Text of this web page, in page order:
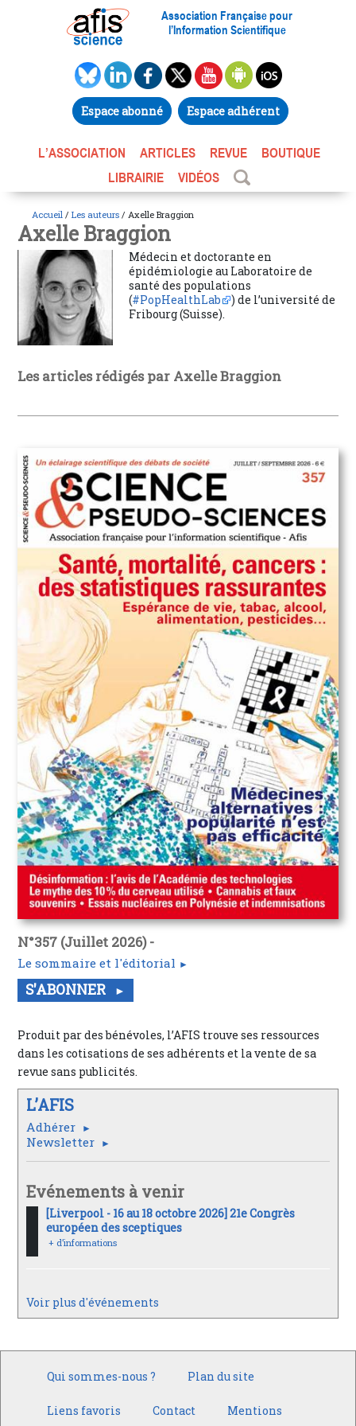
Association Française pour
l’Information Scientifique
Espace abonné Espace adhérent
L’ASSOCIATION ARTICLES REVUE
BOUTIQUE
LIBRAIRIE
VIDÉOS
Accueil / Les auteurs / Axelle Braggion
Axelle Braggion
Médecin et doctorante en
épidémiologie au Laboratoire de
santé des populations
(#PopHealthLab
) de l’université de
Fribourg (Suisse).
Les articles rédigés par Axelle Braggion
N°357 (Juillet 2026) -
Le sommaire et l'éditorial
S'ABONNER
Produit par des bénévoles, l’AFIS trouve ses ressources
dans les cotisations de ses adhérents et la vente de sa
revue sans publicités.
L’AFIS
Adhérer
Newsletter
Evénements à venir
[Liverpool - 16 au 18 octobre 2026] 21e Congrès
européen des sceptiques
+ d’informations
Voir plus d'événements
Qui sommes-nous ? Plan du site
Liens favoris Contact Mentions